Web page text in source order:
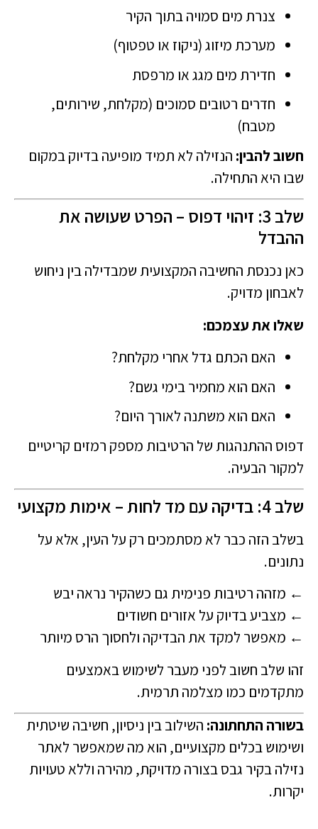
צנרת מים סמויה בתוך הקיר
מערכת מיזוג (ניקוז או טפטוף)
חדירת מים מגג או מרפסת
חדרים רטובים סמוכים (מקלחת, שירותים,
מטבח)
חשוב להבין: הנזילה לא תמיד מופיעה בדיוק במקום
שבו היא התחילה.
שלב 3: זיהוי דפוס – הפרט שעושה את
ההבדל
כאן נכנסת החשיבה המקצועית שמבדילה בין ניחוש
לאבחון מדויק.
שאלו את עצמכם:
האם הכתם גדל אחרי מקלחת?
האם הוא מחמיר בימי גשם?
האם הוא משתנה לאורך היום?
דפוס ההתנהגות של הרטיבות מספק רמזים קריטיים
למקור הבעיה.
שלב 4: בדיקה עם מד לחות – אימות מקצועי
בשלב הזה כבר לא מסתמכים רק על העין, אלא על
נתונים.
← מזהה רטיבות פנימית גם כשהקיר נראה יבש
← מצביע בדיוק על אזורים חשודים
← מאפשר למקד את הבדיקה ולחסוך הרס מיותר
זהו שלב חשוב לפני מעבר לשימוש באמצעים
מתקדמים כמו מצלמה תרמית.
בשורה התחתונה: השילוב בין ניסיון, חשיבה שיטתית
ושימוש בכלים מקצועיים, הוא מה שמאפשר לאתר
נזילה בקיר גבס בצורה מדויקת, מהירה וללא טעויות
יקרות.